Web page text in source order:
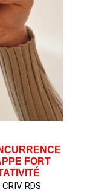
FORT
RDS